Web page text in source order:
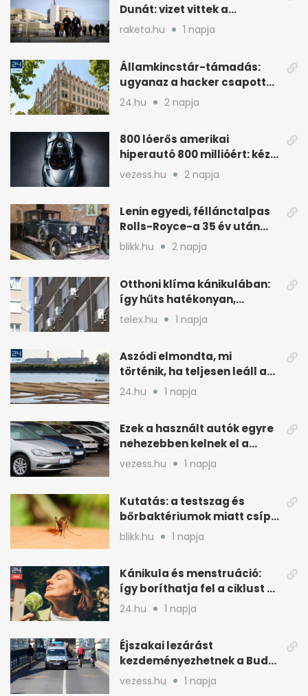
Dunát: vizet vittek a
cernavodai atomerőmű felé
raketa.hu 1 napja
Államkincstár-támadás:
ugyanaz a hacker csapott
le, mint Romániában
24.hu 2 napja
800 lóerős amerikai
hiperautó 800 millióért: kézi
váltóval jön
vezess.hu 2 napja
Lenin egyedi, féllánctalpas
Rolls-Royce-a 35 év után
kijött a garázsból
blikk.hu 2 napja
Otthoni klíma kánikulában:
így hűts hatékonyan,
kevesebb árammal
telex.hu 1 napja
Aszódi elmondta, mi
történik, ha teljesen leáll a
paksi atomerőmű
24.hu 1 napja
Ezek a használt autók egyre
nehezebben kelnek el a
magyar piacon
vezess.hu 1 napja
Kutatás: a testszag és
bőrbaktériumok miatt csípik
inkább a szúnyogok
blikk.hu 1 napja
Kánikula és menstruáció:
így boríthatja fel a ciklust a
hőség
24.hu 1 napja
Éjszakai lezárást
kezdeményezhetnek a Budai
Váralagútnál Budapesten
vezess.hu 1 napja